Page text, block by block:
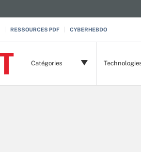
RESSOURCES PDF CYBERHEBDO
Catégories